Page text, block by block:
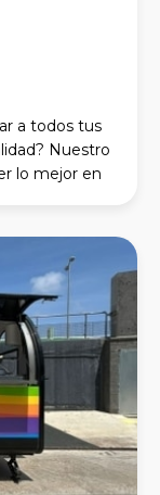
a todos tus
Nuestro
lo mejor en